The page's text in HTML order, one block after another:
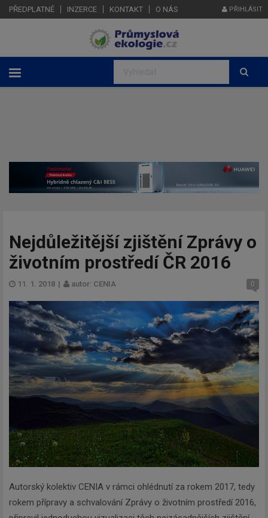
PŘEDPLATNÉ INZERCE KONTAKT O NÁS PŘIHLÁSIT
Nejdůležitější zjištění Zprávy o
životním prostředí ČR 2016
11. 1. 2018 | autor: CENIA 0
Autorský kolektiv CENIA v rámci ohlédnutí za rokem 2017, tedy
rokem přípravy a schvalování Zprávy o životním prostředí 2016,